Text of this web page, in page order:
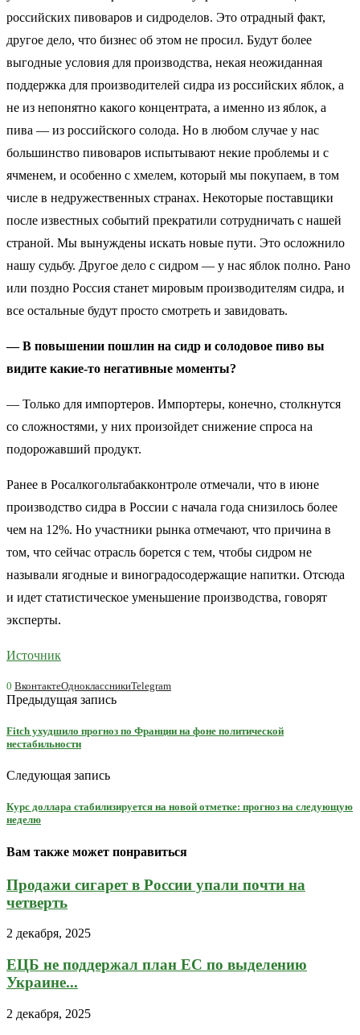
российских пивоваров и сидроделов. Это отрадный факт,
другое дело, что бизнес об этом не просил. Будут более
выгодные условия для производства, некая неожиданная
поддержка для производителей сидра из российских яблок, а
не из непонятно какого концентрата, а именно из яблок, а
пива — из российского солода. Но в любом случае у нас
большинство пивоваров испытывают некие проблемы и с
ячменем, и особенно с хмелем, который мы покупаем, в том
числе в недружественных странах. Некоторые поставщики
после известных событий прекратили сотрудничать с нашей
страной. Мы вынуждены искать новые пути. Это осложнило
нашу судьбу. Другое дело с сидром — у нас яблок полно. Рано
или поздно Россия станет мировым производителям сидра, и
все остальные будут просто смотреть и завидовать.
— В повышении пошлин на сидр и солодовое пиво вы
видите какие-то негативные моменты?
— Только для импортеров. Импортеры, конечно, столкнутся
со сложностями, у них произойдет снижение спроса на
подорожавший продукт.
Ранее в Росалкогольтабакконтроле отмечали, что в июне
производство сидра в России с начала года снизилось более
чем на 12%. Но участники рынка отмечают, что причина в
том, что сейчас отрасль борется с тем, чтобы сидром не
называли ягодные и виноградосодержащие напитки. Отсюда
и идет статистическое уменьшение производства, говорят
эксперты.
Источник
0 ВконтактеОдноклассникиTelegram
Предыдущая запись
Fitch ухудшило прогноз по Франции на фоне политической
нестабильности
Следующая запись
Курс доллара стабилизируется на новой отметке: прогноз на следующую
неделю
Вам также может понравиться
Продажи сигарет в России упали почти на
четверть
2 декабря, 2025
ЕЦБ не поддержал план ЕС по выделению
Украине...
2 декабря, 2025